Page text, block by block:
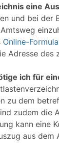
eine
und bei der
Online-
Adresse
ich für
zu dem
zudem die
kann eine
aus